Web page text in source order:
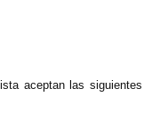
aceptan las siguientes